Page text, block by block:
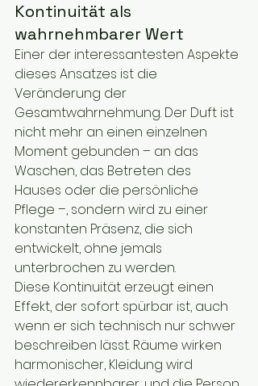
Kontinuität als
wahrnehmbarer Wert
Einer der interessantesten Aspekte
dieses Ansatzes ist die
Veränderung der
Gesamtwahrnehmung. Der Duft ist
nicht mehr an einen einzelnen
Moment gebunden – an das
Waschen, das Betreten des
Hauses oder die persönliche
Pflege –, sondern wird zu einer
konstanten Präsenz, die sich
entwickelt, ohne jemals
unterbrochen zu werden.
Diese Kontinuität erzeugt einen
Effekt, der sofort spürbar ist, auch
wenn er sich technisch nur schwer
beschreiben lässt. Räume wirken
harmonischer, Kleidung wird